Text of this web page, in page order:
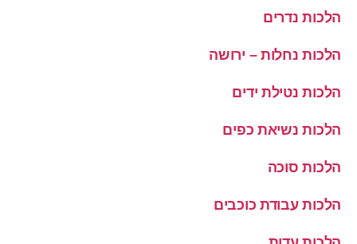
הלכות נדרים
הלכות נחלות – ירושה
הלכות נטילת ידים
הלכות נשיאת כפים
הלכות סוכה
הלכות עבודת כוכבים